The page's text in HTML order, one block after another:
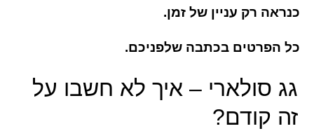
כנראה רק עניין של זמן.
כל הפרטים בכתבה שלפניכם.
גג סולארי – איך לא חשבו על
זה קודם?